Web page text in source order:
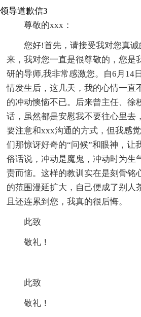
领导道歉信3
尊敬的xxx：
您好!首先，请接受我对您真
来，我对您一直是很尊敬的，您是
研的导师,我非常感激您。自6月14
情发生后，这几天，我的心情一直
的冲动懊恼不已。后来曾主任、徐
话，虽然都是安慰我不要往心里去
要注意和xxx沟通的方式，但我感
们那惊讶好奇的“问候”和眼神，让
俗话说，冲动是魔鬼，冲动时为生
责而恼。这样的教训实在是刻骨铭
的范围漫延扩大，自己便成了别人
且还连累到您，我真的很后悔。
此致
敬礼！
此致
敬礼！